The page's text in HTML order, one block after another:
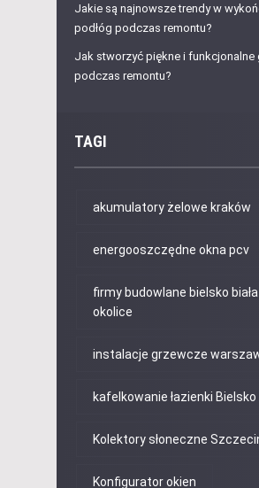
Jakie są najnowsze trendy w
podłóg podczas remontu?
Jak stworzyć piękne i funkcjonalne
podczas remontu?
TAGI
akumulatory żelowe kraków
energooszczędne okna pcv
firmy budowlane bielsko biała
okolice
instalacje grzewcze
kafelkowanie łazienki Bielsko
Kolektory słoneczne
Konfigurator okien